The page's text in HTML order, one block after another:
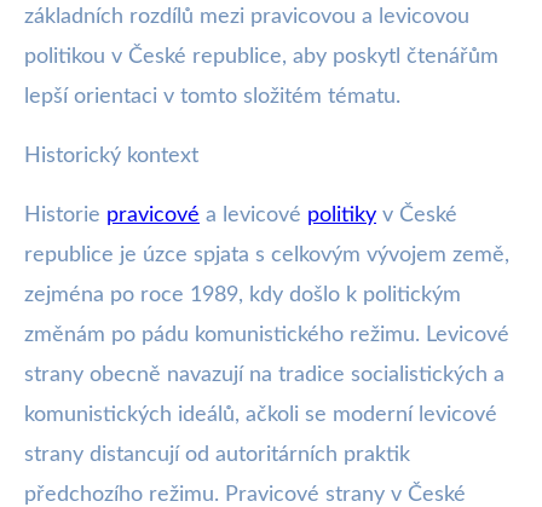
základních rozdílů mezi pravicovou a levicovou
politikou v České republice, aby poskytl čtenářům
lepší orientaci v tomto složitém tématu.
Historický kontext
Historie pravicové a levicové politiky v České
republice je úzce spjata s celkovým vývojem země,
zejména po roce 1989, kdy došlo k politickým
změnám po pádu komunistického režimu. Levicové
strany obecně navazují na tradice socialistických a
komunistických ideálů, ačkoli se moderní levicové
strany distancují od autoritárních praktik
předchozího režimu. Pravicové strany v České